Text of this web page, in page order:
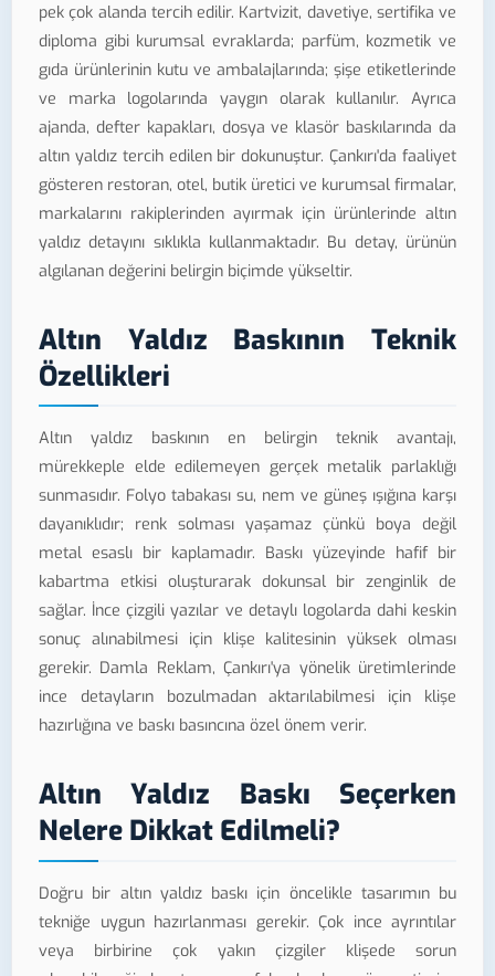
pek çok alanda tercih edilir. Kartvizit, davetiye, sertifika ve
diploma gibi kurumsal evraklarda; parfüm, kozmetik ve
gıda ürünlerinin kutu ve ambalajlarında; şişe etiketlerinde
ve marka logolarında yaygın olarak kullanılır. Ayrıca
ajanda, defter kapakları, dosya ve klasör baskılarında da
altın yaldız tercih edilen bir dokunuştur. Çankırı'da faaliyet
gösteren restoran, otel, butik üretici ve kurumsal firmalar,
markalarını rakiplerinden ayırmak için ürünlerinde altın
yaldız detayını sıklıkla kullanmaktadır. Bu detay, ürünün
algılanan değerini belirgin biçimde yükseltir.
Altın Yaldız Baskının Teknik
Özellikleri
Altın yaldız baskının en belirgin teknik avantajı,
mürekkeple elde edilemeyen gerçek metalik parlaklığı
sunmasıdır. Folyo tabakası su, nem ve güneş ışığına karşı
dayanıklıdır; renk solması yaşamaz çünkü boya değil
metal esaslı bir kaplamadır. Baskı yüzeyinde hafif bir
kabartma etkisi oluşturarak dokunsal bir zenginlik de
sağlar. İnce çizgili yazılar ve detaylı logolarda dahi keskin
sonuç alınabilmesi için klişe kalitesinin yüksek olması
gerekir. Damla Reklam, Çankırı'ya yönelik üretimlerinde
ince detayların bozulmadan aktarılabilmesi için klişe
hazırlığına ve baskı basıncına özel önem verir.
Altın Yaldız Baskı Seçerken
Nelere Dikkat Edilmeli?
Doğru bir altın yaldız baskı için öncelikle tasarımın bu
tekniğe uygun hazırlanması gerekir. Çok ince ayrıntılar
veya birbirine çok yakın çizgiler klişede sorun